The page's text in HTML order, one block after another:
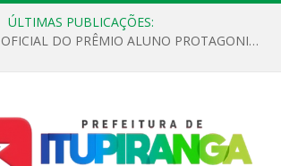
ÚLTIMAS PUBLICAÇÕES:
REGULAMENTO OFICIAL DO PRÊMIO ALUNO PROTAGONISTA – EDIÇÃO 2026